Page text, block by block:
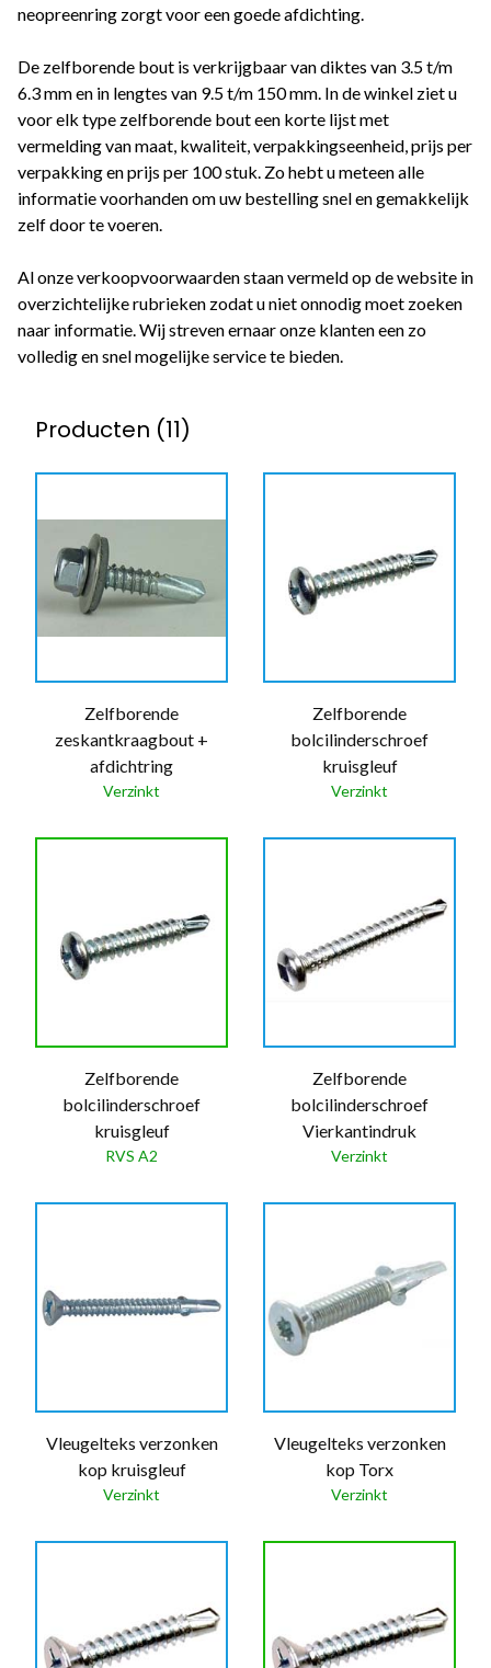
neopreenring zorgt voor een goede afdichting.
De zelfborende bout is verkrijgbaar van diktes van 3.5 t/m
6.3 mm en in lengtes van 9.5 t/m 150 mm. In de winkel ziet u
voor elk type zelfborende bout een korte lijst met
vermelding van maat, kwaliteit, verpakkingseenheid, prijs per
verpakking en prijs per 100 stuk. Zo hebt u meteen alle
informatie voorhanden om uw bestelling snel en gemakkelijk
zelf door te voeren.
Al onze verkoopvoorwaarden staan vermeld op de website in
overzichtelijke rubrieken zodat u niet onnodig moet zoeken
naar informatie. Wij streven ernaar onze klanten een zo
volledig en snel mogelijke service te bieden.
Producten (11)
Zelfborende
zeskantkraagbout +
afdichtring
Verzinkt
Zelfborende
bolcilinderschroef
kruisgleuf
Verzinkt
Zelfborende
bolcilinderschroef
kruisgleuf
RVS A2
Zelfborende
bolcilinderschroef
Vierkantindruk
Verzinkt
Vleugelteks verzonken
kop kruisgleuf
Verzinkt
Vleugelteks verzonken
kop Torx
Verzinkt